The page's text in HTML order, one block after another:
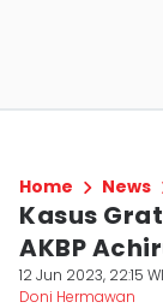
Home News
Kasus
AKBP
12 Jun 2023, 22:15
Doni Hermawan